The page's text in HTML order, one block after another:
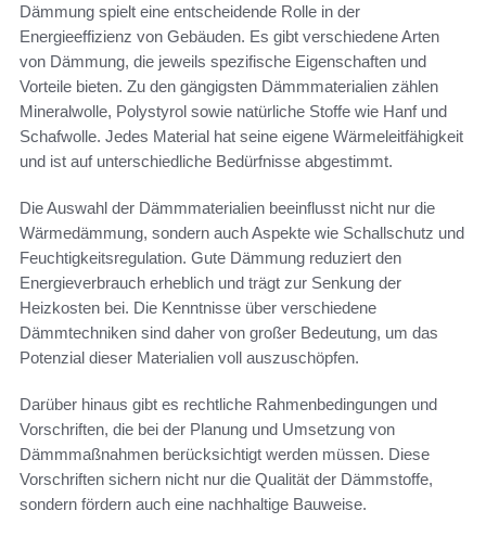
Dämmung spielt eine entscheidende Rolle in der
Energieeffizienz von Gebäuden. Es gibt verschiedene Arten
von Dämmung, die jeweils spezifische Eigenschaften und
Vorteile bieten. Zu den gängigsten Dämmmaterialien zählen
Mineralwolle, Polystyrol sowie natürliche Stoffe wie Hanf und
Schafwolle. Jedes Material hat seine eigene Wärmeleitfähigkeit
und ist auf unterschiedliche Bedürfnisse abgestimmt.
Die Auswahl der Dämmmaterialien beeinflusst nicht nur die
Wärmedämmung, sondern auch Aspekte wie Schallschutz und
Feuchtigkeitsregulation. Gute Dämmung reduziert den
Energieverbrauch erheblich und trägt zur Senkung der
Heizkosten bei. Die Kenntnisse über verschiedene
Dämmtechniken sind daher von großer Bedeutung, um das
Potenzial dieser Materialien voll auszuschöpfen.
Darüber hinaus gibt es rechtliche Rahmenbedingungen und
Vorschriften, die bei der Planung und Umsetzung von
Dämmmaßnahmen berücksichtigt werden müssen. Diese
Vorschriften sichern nicht nur die Qualität der Dämmstoffe,
sondern fördern auch eine nachhaltige Bauweise.